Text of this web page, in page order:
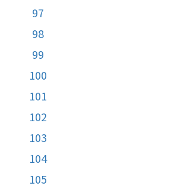
97
98
99
100
101
102
103
104
105